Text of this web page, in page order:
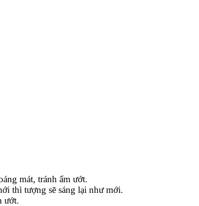
mát, tránh ẩm ướt.
thì tượng sẽ sáng lại như mới.
ướt.